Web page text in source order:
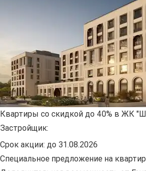
Квартиры со скидкой до 40% в ЖК
Застройщик:
Срок акции: до 31.08.2026
Специальное предложение на